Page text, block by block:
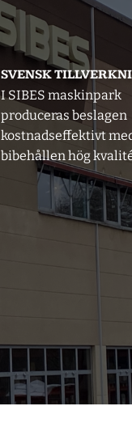
SVENSK
I SIBES maskinpark
produceras beslagen
kostnadseffektivt
bibehållen hög